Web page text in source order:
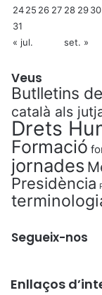
2425 26 27 28 2930
31
« jul.
set. »
Veus
Butlletins
català als
Drets
Formació
jornades
Presidència
Segueix-nos
Enllaços